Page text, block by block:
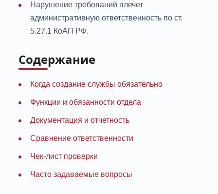
Нарушение требований влечет
административную ответственность по ст.
5.27.1 КоАП РФ.
Содержание
Когда создание службы обязательно
Функции и обязанности отдела
Документация и отчетность
Сравнение ответственности
Чек-лист проверки
Часто задаваемые вопросы